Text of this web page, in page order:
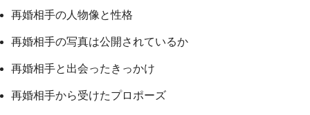
再婚相手の人物像と性格
再婚相手の写真は公開されているか
再婚相手と出会ったきっかけ
再婚相手から受けたプロポーズ